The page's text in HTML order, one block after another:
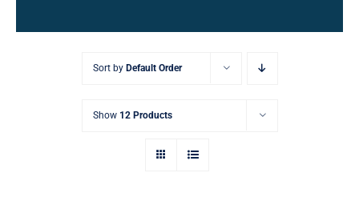
Sort by Default Order
Show 12 Products